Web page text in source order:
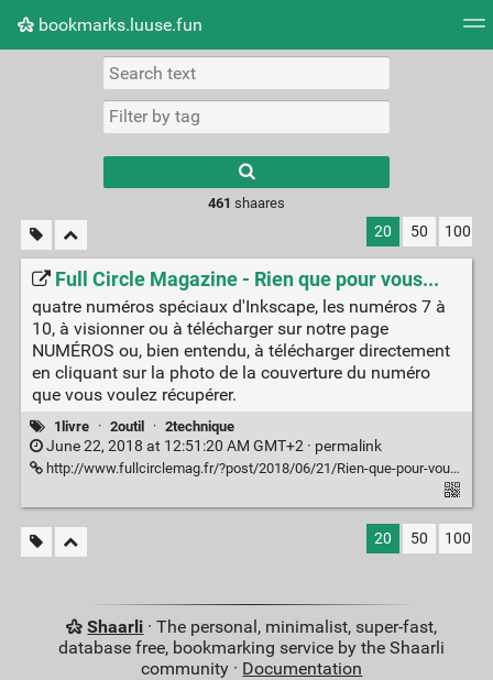
bookmarks.luuse.fun
Picture wall
results.
461 shaares
20 50 100
Full Circle Magazine - Rien que pour vous...
quatre numéros spéciaux d'Inkscape, les numéros 7 à
10, à visionner ou à télécharger sur notre page
NUMÉROS ou, bien entendu, à télécharger directement
en cliquant sur la photo de la couverture du numéro
que vous voulez récupérer.
1livre · 2outil · 2technique
June 22, 2018 at 12:51:20 AM GMT+2 · permalink
http://www.fullcirclemag.fr/?post/2018/06/21/Rien-que-pour-vous...
20 50 100
Shaarli · The personal, minimalist, super-fast,
database free, bookmarking service by the Shaarli
community · Documentation